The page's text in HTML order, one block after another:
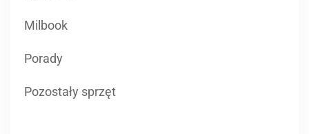
Milbook
Porady
Pozostały sprzęt